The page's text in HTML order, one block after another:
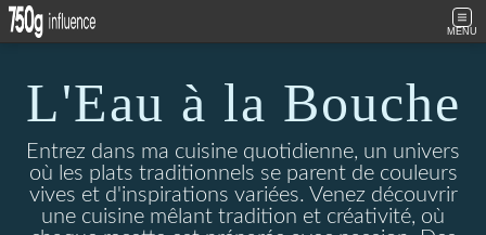
MENU
L'Eau à la Bouche
Entrez dans ma cuisine quotidienne, un univers
où les plats traditionnels se parent de couleurs
vives et d'inspirations variées. Venez découvrir
une cuisine mêlant tradition et créativité, où